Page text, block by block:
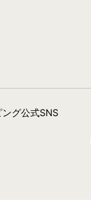
グ公式SNS